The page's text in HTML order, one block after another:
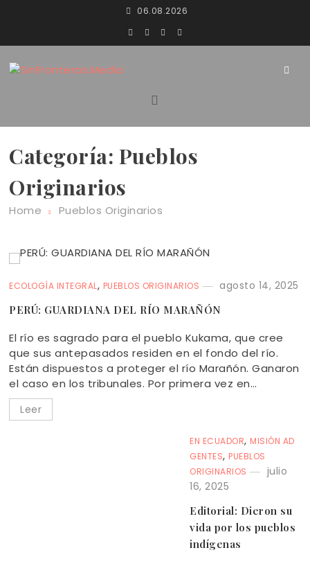
06.08.2026
SinFronteras.Media
Categoría: Pueblos
Originarios
Home Pueblos Originarios
ECOLOGÍA INTEGRAL, PUEBLOS ORIGINARIOS
agosto 14, 2025
PERÚ: GUARDIANA DEL RÍO MARAÑÓN
El río es sagrado para el pueblo Kukama, que cree
que sus antepasados residen en el fondo del río.
Están dispuestos a proteger el río Marañón. Ganaron
el caso en los tribunales. Por primera vez en…
Leer
EN ECUADOR, MISIÓN AD
GENTES, PUEBLOS
ORIGINARIOS
julio
16, 2025
Editorial: Dieron su
vida por los pueblos
indígenas